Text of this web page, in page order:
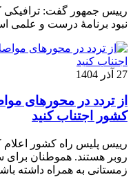
رییس جمهور گفت: ترافیکی
نبود برنامۀ درست و علمی
27 آذر 1404
از تردد در محورهای
کشور اجتناب کنید
روبر هستند. هموطنان
زمستانی به همراه داشته